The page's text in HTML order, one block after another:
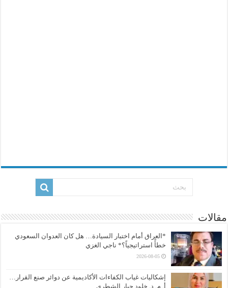
مقالات
*العراق أمام اختبار السيادة… هل كان العدوان السعودي
خطأً استراتيجياً؟* ناجي الغزي
2026-08-05
إشكاليات غياب الكفاءات الأكاديمية عن دوائر صنع القرار…
أ. م. د. خلود جبار الشطري